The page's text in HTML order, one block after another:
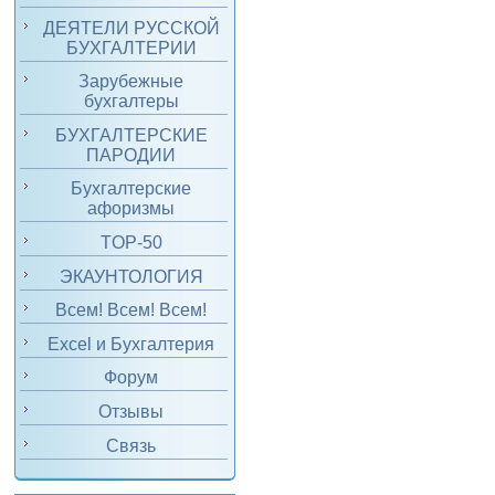
ДЕЯТЕЛИ РУССКОЙ
БУХГАЛТЕРИИ
Зарубежные
бухгалтеры
БУХГАЛТЕРСКИЕ
ПАРОДИИ
Бухгалтерские
афоризмы
TOP-50
ЭКАУНТОЛОГИЯ
Всем! Всем! Всем!
Excel и Бухгалтерия
Форум
Отзывы
Связь